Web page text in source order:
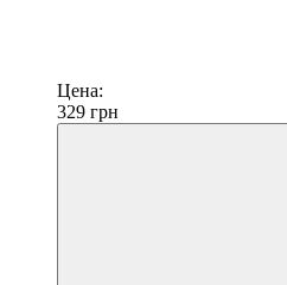
Цена:
329 грн